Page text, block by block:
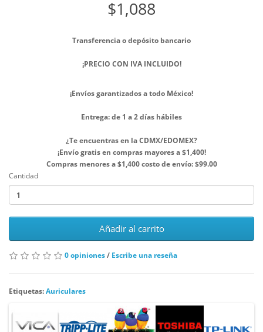
$1,088
Transferencia o depósito bancario
¡PRECIO CON IVA INCLUIDO!
¡Envíos garantizados a todo México!
Entrega: de 1 a 2 días hábiles
¿Te encuentras en la CDMX/EDOMEX?
¡Envío gratis en compras mayores a $1,400!
Compras menores a $1,400 costo de envío: $99.00
Cantidad
Añadir al carrito
0 opiniones/ Escribe una reseña
Etiquetas:Auriculares